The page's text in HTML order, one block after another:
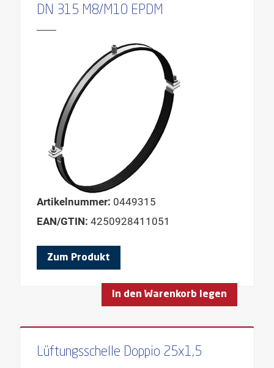
DN 315 M8/M10 EPDM
Artikelnummer: 0449315
EAN/GTIN: 4250928411051
Zum Produkt
In den Warenkorb legen
Lüftungsschelle Doppio 25x1,5